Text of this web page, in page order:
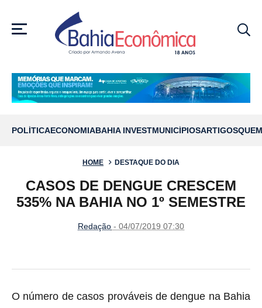
MENU
POLÍTICAECONOMIABAHIA INVESTMUNICÍPIOSARTIGOS
HOME DESTAQUE DO DIA
CASOS DE DENGUE CRESCEM
535% NA BAHIA NO 1º SEMESTRE
Redação - 04/07/2019 07:30
O número de casos prováveis de dengue na Bahia